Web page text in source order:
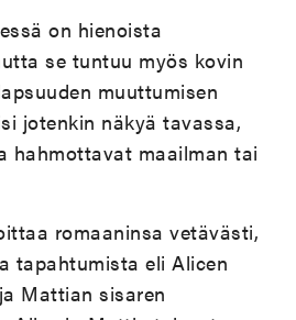
on hienoista
se tuntuu myös kovin
muuttumisen
jotenkin näkyä tavassa,
hahmottavat maailman tai
romaaninsa vetävästi,
tapahtumista eli Alicen
Mattian sisaren